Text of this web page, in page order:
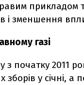
прикладом
і зменшення
газі
з початку 2011
у січні, а